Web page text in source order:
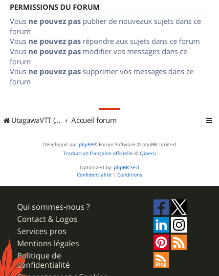
PERMISSIONS DU FORUM
Vous ne pouvez pas publier de nouveaux sujets dans ce
forum
Vous ne pouvez pas répondre aux sujets dans ce forum
Vous ne pouvez pas modifier vos messages dans ce
forum
Vous ne pouvez pas supprimer vos messages dans ce
forum
UtagawaVTT (Randos VTT et VTTAE avec traces GPS) Accueil forum
Développé par phpBB® Forum Software © phpBB Limited
Traduction française officielle © Qiaeru
Optimized by: phpBB SEO
Confidentialité | Conditions
Qui sommes-nous ?
Contact & Logos
Services pros
Mentions légales
Politique de
confidentialité